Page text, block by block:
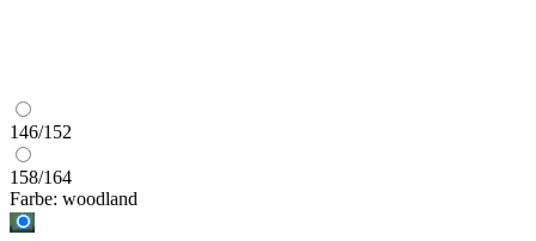
146/152
158/164
Farbe: woodland